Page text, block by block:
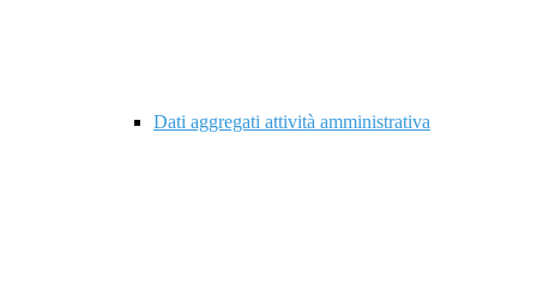
Dati aggregati attività amministrativa